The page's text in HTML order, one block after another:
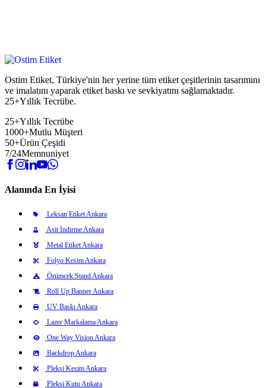
Ostim Etiket, Türkiye'nin her yerine tüm etiket çeşitlerinin tasarımını
ve imalatını yaparak etiket baskı ve sevkiyatını sağlamaktadır.
25+Yıllık Tecrübe.
25+Yıllık Tecrübe
1000+Mutlu Müşteri
50+Ürün Çeşidi
7/24Memnuniyet
Alanında En İyisi
Leksan Etiket Ankara
Asit İndirme Ankara
Metal Etiket Ankara
Folyo Kesim Ankara
Örümcek Stand Ankara
Roll Up Banner Ankara
UV Baskı Ankara
Lazer Markalama Ankara
One Way Vision Ankara
Backdrop Ankara
Pleksi Kesim Ankara
Pleksi Kutu Ankara